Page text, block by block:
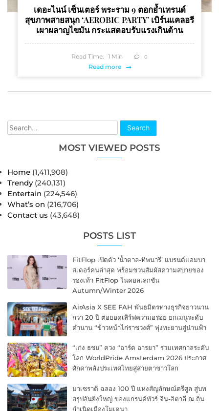
Search
MOST VIEWED POSTS
Home (1,411,908)
Trendy (240,131)
Entertain (224,546)
What’s on (216,706)
Contact us (43,648)
POSTS LIST
FitFlop เปิดตัว ‘น้ำตาล-ทิพนารี’ แบรนด์แอมบา
สเดอร์คนล่าสุด พร้อมชวนสัมผัสความสบายของ
รองเท้า FitFlop ในคอลเลกชัน
Autumn/Winter 2026
AirAsia X SEE FAH พันธมิตรทางธุรกิจยาวนาน
กว่า 20 ปี ต่อยอดเสิร์ฟความอร่อย ยกเมนูระดับ
ตำนาน “ข้าวหน้าไก่ราชวงศ์” พุ่งทะยานสู่น่านฟ้า
“เก่ง ธชย” ควง “อาร์ต อารยา” ร่วมเทศกาลระดับ
โลก WorldPride Amsterdam 2026 ประกาศ
ศักดาพลังประเทศไทยสู่สายตาชาวโลก
มาเซราติ ฉลอง 100 ปี แห่งสัญลักษณ์ตรีศูล สู่บท
สรุปอันยิ่งใหญ่ ของแกรนด์ทัวร์ จีน-อิตาลี ณ ถิ่น
กำเนิดเมืองโมเดนา
เดอะไนน์ เซ็นเตอร์ พระราม 9 ตอกย้ำเทรนด์
สุขภาพสายสนุก ‘AEROBIC PARTY’ เบิร์นแคลอรี
เผาผลาญไขมัน กระแสตอบรับแรงเกินต้าน
Read Time: 1 Min 0
Read more